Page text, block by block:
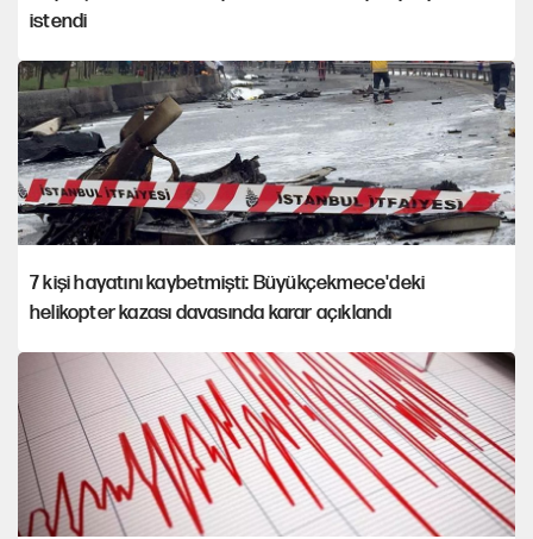
istendi
7 kişi hayatını kaybetmişti: Büyükçekmece'deki
helikopter kazası davasında karar açıklandı